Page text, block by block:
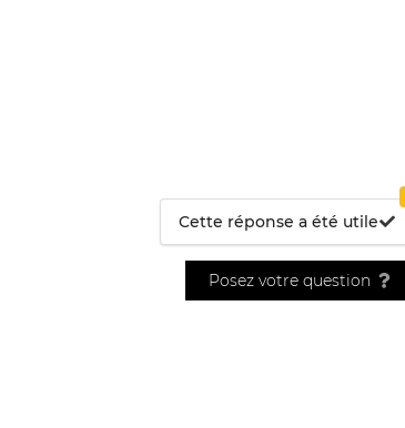
Cette réponse a été utile
Posez votre question